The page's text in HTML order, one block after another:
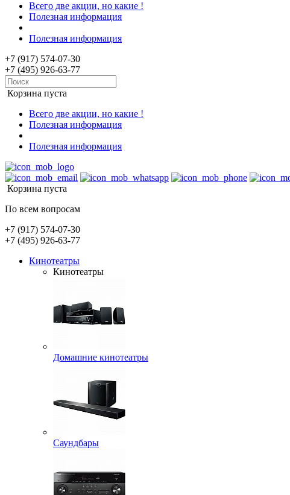
Всего две акции, но какие !
Полезная информация
Полезная информация
+7 (917) 574-07-30
+7 (495) 926-63-77
Корзина пуста
Всего две акции, но какие !
Полезная информация
Полезная информация
Корзина пуста
По всем вопросам
+7 (917) 574-07-30
+7 (495) 926-63-77
Кинотеатры
Кинотеатры
Домашние кинотеатры
Саундбары